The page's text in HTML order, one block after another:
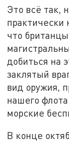
Это всё так,
практически
что
добиться на
заклятый
вид оружия,
нашего
морские
В конце